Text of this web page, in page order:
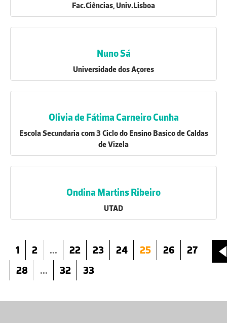
Fac.Ciências, Univ.Lisboa
Nuno Sá
Universidade dos Açores
Olivia de Fátima Carneiro Cunha
Escola Secundaria com 3 Ciclo do Ensino Basico de Caldas
de Vizela
Ondina Martins Ribeiro
UTAD
1 2 ... 22 23 24 25 26
27
28
... 32 33